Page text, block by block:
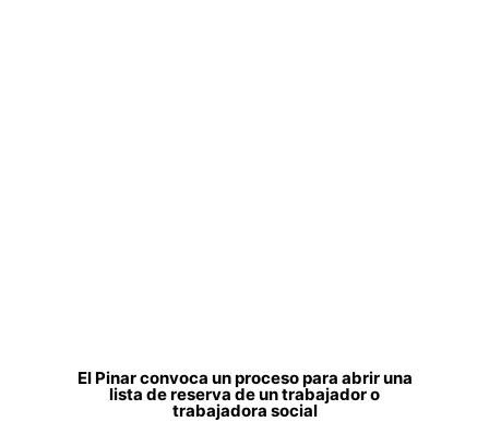
El Pinar convoca un proceso para abrir una
lista de reserva de un trabajador o
trabajadora social